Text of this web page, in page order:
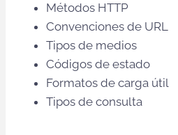
Métodos HTTP
Convenciones de URL
Tipos de medios
Códigos de estado
Formatos de carga útil
Tipos de consulta